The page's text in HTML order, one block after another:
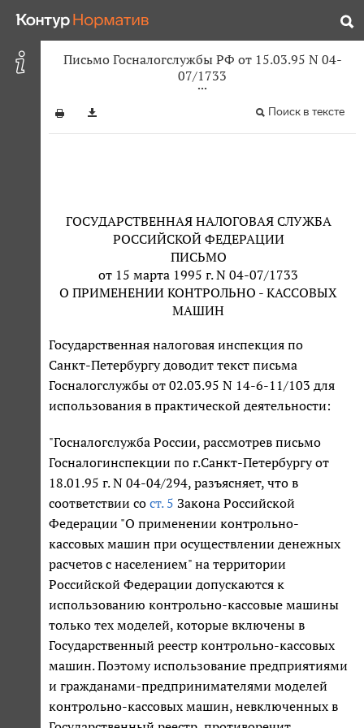
Письмо Госналогслужбы РФ от 15.03.95 N 04-
07/1733
Поиск в тексте
ГОСУДАРСТВЕННАЯ НАЛОГОВАЯ СЛУЖБА
РОССИЙСКОЙ ФЕДЕРАЦИИ
ПИСЬМО
от 15 марта 1995 г. N 04-07/1733
О ПРИМЕНЕНИИ КОНТРОЛЬНО - КАССОВЫХ
МАШИН
Государственная налоговая инспекция по
Санкт-Петербургу доводит текст письма
Госналогслужбы от 02.03.95 N 14-6-11/103 для
использования в практической деятельности:
"Госналогслужба России, рассмотрев письмо
Госналогинспекции по г.Санкт-Петербургу от
18.01.95 г. N 04-04/294, разъясняет, что в
соответствии со ст. 5 Закона Российской
Федерации "О применении контрольно-
кассовых машин при осуществлении денежных
расчетов с населением" на территории
Российской Федерации допускаются к
использованию контрольно-кассовые машины
только тех моделей, которые включены в
Государственный реестр контрольно-кассовых
машин. Поэтому использование предприятиями
и гражданами-предпринимателями моделей
контрольно-кассовых машин, невключенных в